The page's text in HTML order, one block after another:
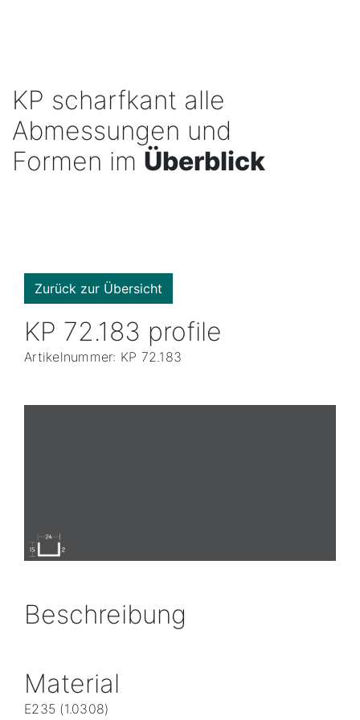
KP scharfkant alle
Abmessungen und
Formen im Überblick
Zurück zur Übersicht
KP 72.183 profile
Artikelnummer: KP 72.183
Beschreibung
Material
E235 (1.0308)